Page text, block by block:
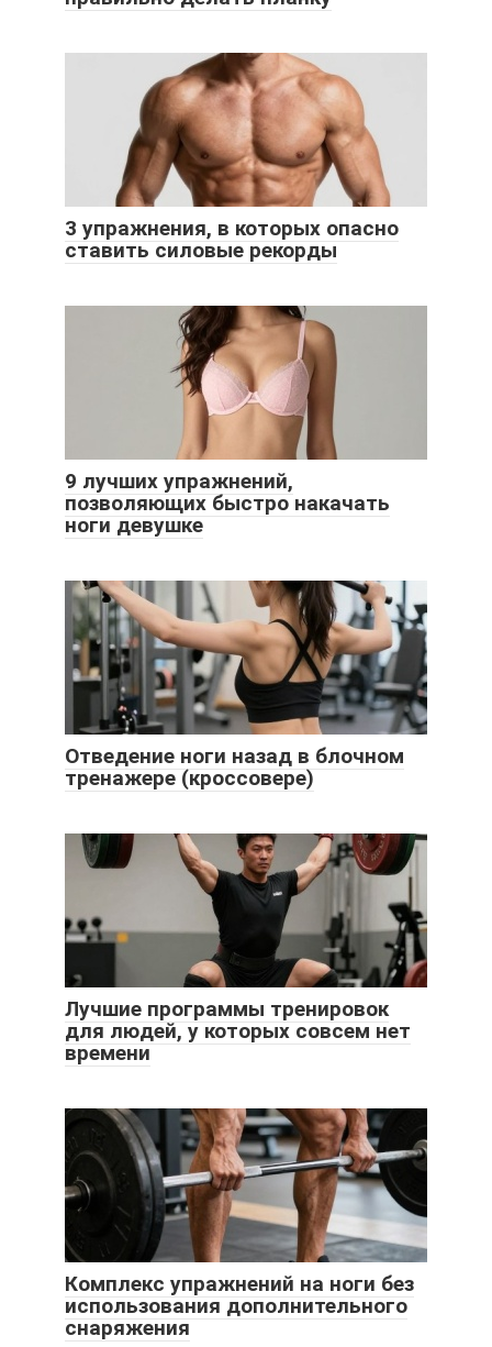
3 упражнения, в которых опасно
ставить силовые рекорды
9 лучших упражнений,
позволяющих быстро накачать
ноги девушке
Отведение ноги назад в блочном
тренажере (кроссовере)
Лучшие программы тренировок
для людей, у которых совсем нет
времени
Комплекс упражнений на ноги без
использования дополнительного
снаряжения